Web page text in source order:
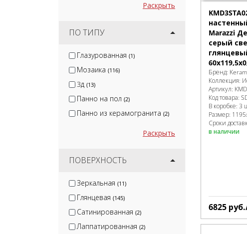
Раскрыть
ПО ТИПУ
Глазурованная (1)
Мозаика (116)
3д (13)
Панно на пол (2)
Панно из керамогранита (2)
Раскрыть
ПОВЕРХНОСТЬ
Зеркальная (11)
Глянцевая (145)
Сатинированная (2)
Лаппатированная (2)
Marazzi
серый
Бренд:
Коллекция:
Артикул:
Код товара:
В коробке: 3
Размер:
Сроки
в наличии
6825 руб.